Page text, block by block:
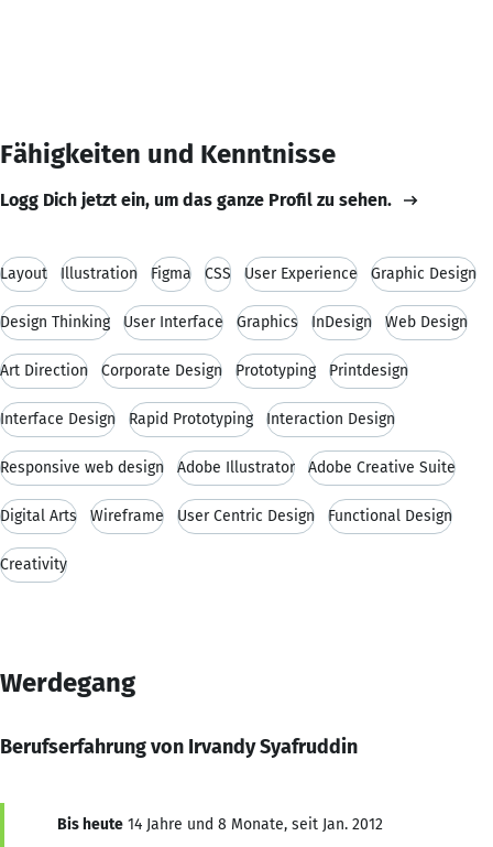
Fähigkeiten und Kenntnisse
Logg Dich jetzt ein, um das ganze Profil zu sehen.
Layout Illustration Figma CSS User Experience Graphic Design
Design Thinking User Interface Graphics InDesign Web Design
Art Direction Corporate Design Prototyping Printdesign
Interface Design Rapid Prototyping Interaction Design
Responsive web design Adobe Illustrator Adobe Creative Suite
Digital Arts Wireframe User Centric Design Functional Design
Creativity
Werdegang
Berufserfahrung von Irvandy Syafruddin
Bis heute 14 Jahre und 8 Monate, seit Jan. 2012